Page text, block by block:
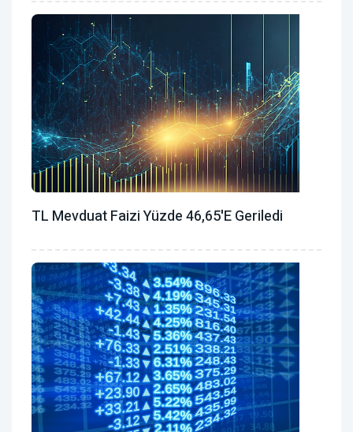
TL Mevduat Faizi Yüzde 46,65'e Geriledi